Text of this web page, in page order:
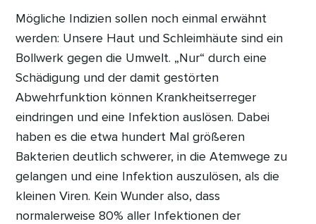
Mögliche Indizien sollen noch einmal erwähnt
werden: Unsere Haut und Schleimhäute sind ein
Bollwerk gegen die Umwelt. „Nur“ durch eine
Schädigung und der damit gestörten
Abwehrfunktion können Krankheitserreger
eindringen und eine Infektion auslösen. Dabei
haben es die etwa hundert Mal größeren
Bakterien deutlich schwerer, in die Atemwege zu
gelangen und eine Infektion auszulösen, als die
kleinen Viren. Kein Wunder also, dass
normalerweise 80% aller Infektionen der